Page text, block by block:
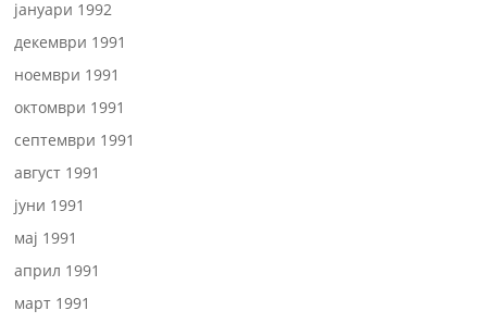
јануари 1992
декември 1991
ноември 1991
октомври 1991
септември 1991
август 1991
јуни 1991
мај 1991
април 1991
март 1991